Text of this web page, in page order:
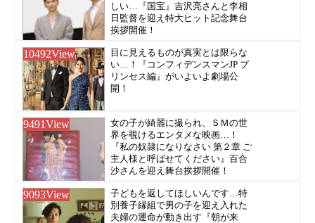
しい…『国宝』吉沢亮さんと李相
日監督を迎え特大ヒット記念舞台
挨拶開催！
10492View
目に見えるものが真実とは限らな
い…！『コンフィデンスマンJP プ
リンセス編』がいよいよ劇場公
開！
9491View
女の子が綺麗に撮られ、ＳＭの世
界を覗けるエンタメな映画…！
『私の奴隷になりなさい 第２章 ご
主人様と呼ばせてください』百合
沙さんを迎え舞台挨拶開催！
9093View
子どもを返してほしいんです…特
別養子縁組で男の子を迎え入れた
夫婦の運命が動き出す『朝が来